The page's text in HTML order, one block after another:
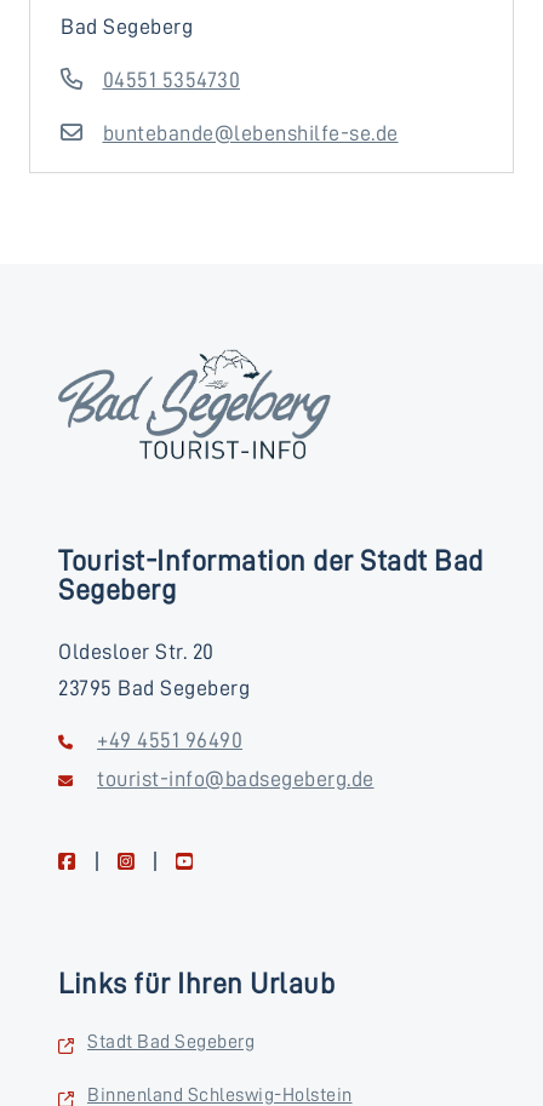
Bad Segeberg
04551 5354730
buntebande@lebenshilfe-se.de
Tourist-Information der Stadt Bad
Segeberg
Oldesloer Str. 20
23795 Bad Segeberg
+49 4551 96490
tourist-info@badsegeberg.de
facebookinstagramyoutube
Links für Ihren Urlaub
Stadt Bad Segeberg
Binnenland Schleswig-Holstein